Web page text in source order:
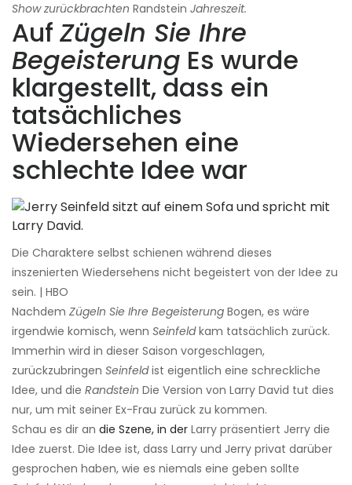
Show zurückbrachten Randstein Jahreszeit.
Auf Zügeln Sie Ihre
Begeisterung Es wurde
klargestellt, dass ein
tatsächliches
Wiedersehen eine
schlechte Idee war
Die Charaktere selbst schienen während dieses
inszenierten Wiedersehens nicht begeistert von der Idee zu
sein. | HBO
Nachdem Zügeln Sie Ihre Begeisterung Bogen, es wäre
irgendwie komisch, wenn Seinfeldkam tatsächlich zurück.
Immerhin wird in dieser Saison vorgeschlagen,
zurückzubringen Seinfeldist eigentlich eine schreckliche
Idee, und die Randstein Die Version von Larry David tut dies
nur, um mit seiner Ex-Frau zurück zu kommen.
Schau es dir an die Szene, in der Larry präsentiert Jerry die
Idee zuerst. Die Idee ist, dass Larry und Jerry privat darüber
gesprochen haben, wie es niemals eine geben sollte